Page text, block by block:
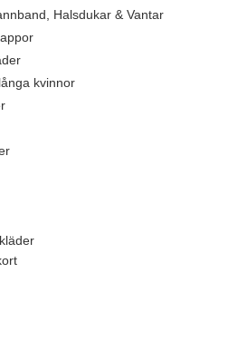
Halsdukar & Vantar
kvinnor